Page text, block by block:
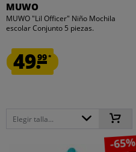
MUWO
MUWO "Lil Officer" Niño Mochila
escolar Conjunto 5 piezas.
49.99*
Elegir talla...
-65%